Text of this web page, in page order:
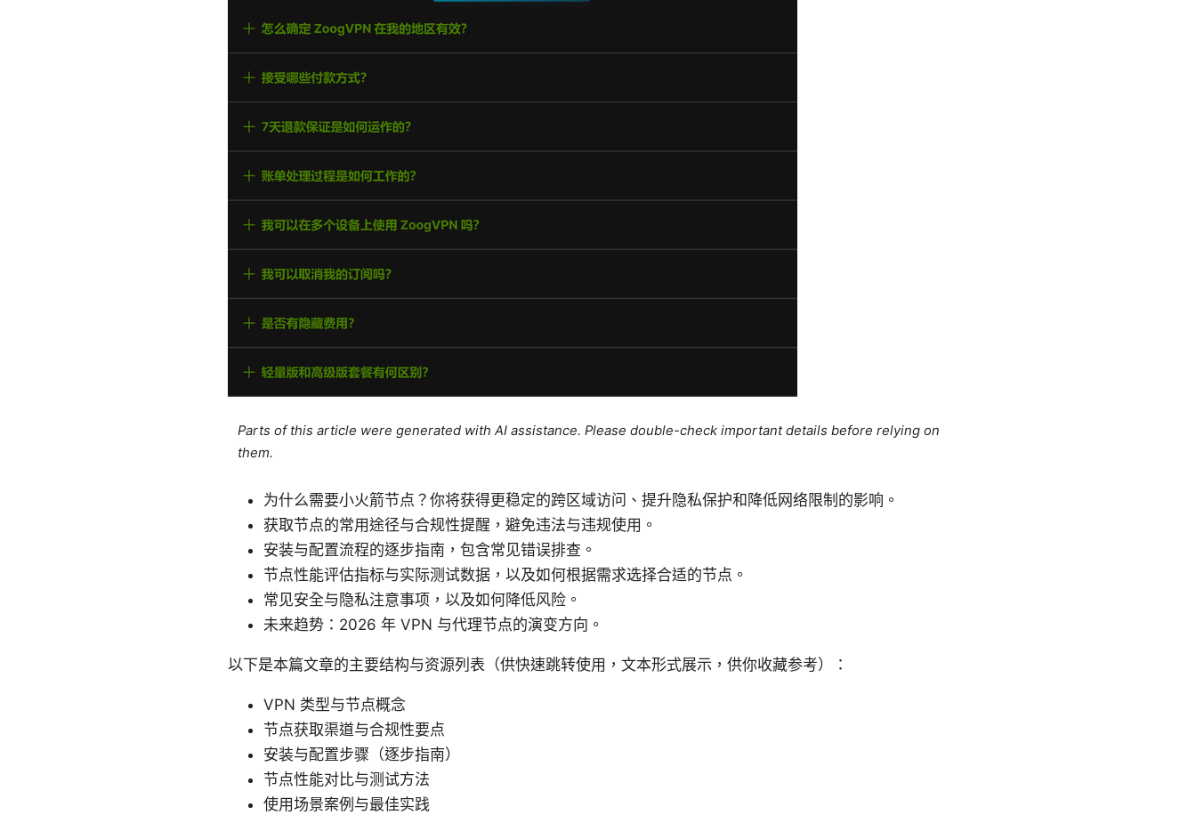
Parts of this article were generated with AI assistance. Please double-check important details before relying on
them.
为什么需要小火箭节点？你将获得更稳定的跨区域访问、提升隐私保护和降低网络限制的影响。
获取节点的常用途径与合规性提醒，避免违法与违规使用。
安装与配置流程的逐步指南，包含常见错误排查。
节点性能评估指标与实际测试数据，以及如何根据需求选择合适的节点。
常见安全与隐私注意事项，以及如何降低风险。
未来趋势：2026 年 VPN 与代理节点的演变方向。
以下是本篇文章的主要结构与资源列表（供快速跳转使用，文本形式展示，供你收藏参考）：
VPN 类型与节点概念
节点获取渠道与合规性要点
安装与配置步骤（逐步指南）
节点性能对比与测试方法
使用场景案例与最佳实践